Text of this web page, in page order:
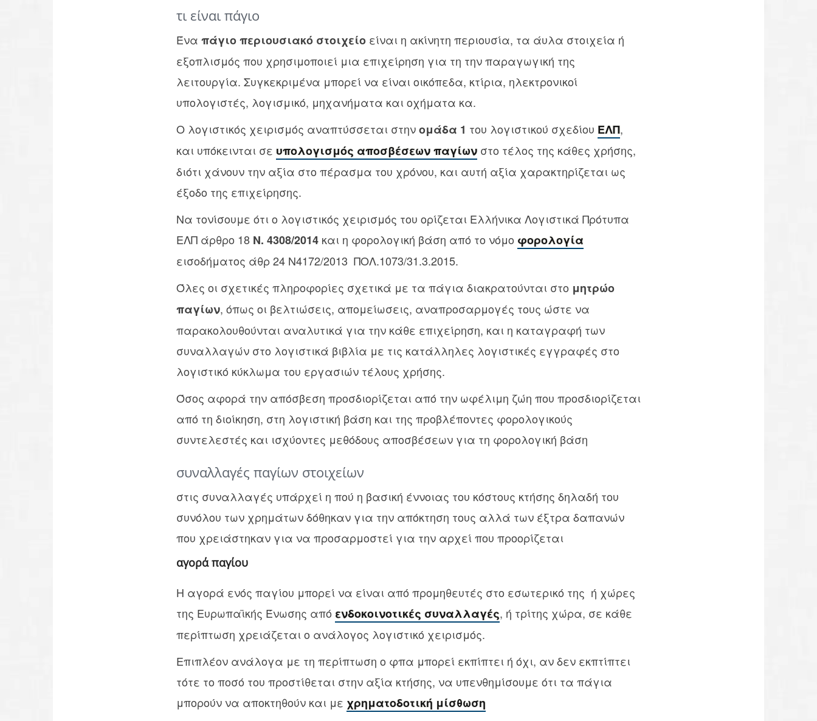
τι είναι πάγιο
Ένα πάγιο περιουσιακό στοιχείοείναι η ακίνητη περιουσία, τα άυλα στοιχεία ή
εξοπλισμός που χρησιμοποιεί μια επιχείρηση για τη την παραγωγική της
λειτουργία. Συγκεκριμένα μπορεί να είναι οικόπεδα, κτίρια, ηλεκτρονικοί
υπολογιστές, λογισμικό, μηχανήματα και οχήματα κα.
Ο λογιστικός χειρισμός αναπτύσσεται στηνομάδα 1 του λογιστικού σχεδίου ΕΛΠ,
και υπόκεινται σε υπολογισμός αποσβέσεων παγίωνστο τέλος της κάθες χρήσης,
διότι χάνουν την αξία στο πέρασμα του χρόνου, και αυτή αξία χαρακτηρίζεται ως
έξοδο της επιχείρησης.
Να τονίσουμε ότι ο λογιστικός χειρισμός του ορίζεται Ελλήνικα Λογιστικά Πρότυπα
ΕΛΠ άρθρο 18 Ν. 4308/2014και η φορολογική βάση από το νόμο φορολογία
εισοδήματος άθρ 24 Ν4172/2013 ΠΟΛ.1073/31.3.2015.
Όλες οι σχετικές πληροφορίες σχετικά με τα πάγια διακρατούνται στο μητρώο
παγίων, όπως οι βελτιώσεις, απομείωσεις, αναπροσαρμογές τους ώστε να
παρακολουθούνται αναλυτικά για την κάθε επιχείρηση, και η καταγραφή των
συναλλαγών στο λογιστικά βιβλία με τις κατάλληλες λογιστικές εγγραφές στο
λογιστικό κύκλωμα του εργασιών τέλους χρήσης.
Όσος αφορά την απόσβεση προσδιορίζεται από την ωφέλιμη ζώη που προσδιορίζεται
από τη διοίκηση, στη λογιστική βάση και της προβλέποντες φορολογικούς
συντελεστές και ισχύοντες μεθόδους αποσβέσεων για τη φορολογική βάση
συναλλαγές παγίων στοιχείων
στις συναλλαγές υπάρχεί η πού η βασική έννοιας του κόστους κτήσης δηλαδή του
συνόλου των χρημάτων δόθηκαν για την απόκτηση τους αλλά των έξτρα δαπανών
που χρειάστηκαν για να προσαρμοστεί για την αρχεί που προορίζεται
αγορά παγίου
Η αγορά ενός παγίου μπορεί να είναι από προμηθευτές στο εσωτερικό της ή χώρες
της Ευρωπαϊκής Ένωσης από ενδοκοινοτικές συναλλαγές, ή τρίτης χώρα, σε κάθε
περίπτωση χρειάζεται ο ανάλογος λογιστικό χειρισμός.
Επιπλέον ανάλογα με τη περίπτωση ο φπα μπορεί εκπίπτει ή όχι, αν δεν εκπτίπτει
τότε το ποσό του προστίθεται στην αξία κτήσης, να υπενθημίσουμε ότι τα πάγια
μπορούν να αποκτηθούν και με χρηματοδοτική μίσθωση